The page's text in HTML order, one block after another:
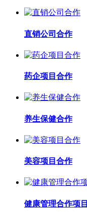
直销公司合作
药企项目合作
养生保健合作
美容项目合作
健康管理合作项目